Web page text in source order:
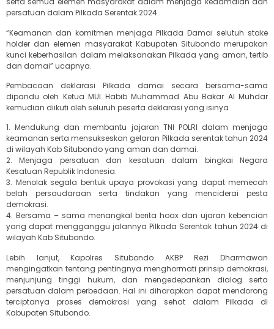
persatuan dalam Pilkada Serentak 2024.
“Keamanan dan komitmen menjaga Pilkada Damai selutuh stake
holder dan elemen masyarakat Kabupaten Situbondo merupakan
kunci keberhasilan dalam melaksanakan Pilkada yang aman, tertib
dan damai” ucapnya.
Pembacaan deklarasi Pilkada damai secara bersama-sama
dipandu oleh Ketua MUI Habib Muhammad Abu Bakar Al Muhdar
kemudian diikuti oleh seluruh peserta deklarasi yang isinya
1. Mendukung dan membantu jajaran TNI POLRI dalam menjaga
keamanan serta mensukseskan gelaran Pilkada serentak tahun 2024
di wilayah Kab Situbondo yang aman dan damai.
2. Menjaga persatuan dan kesatuan dalam bingkai Negara
Kesatuan Republik Indonesia.
3. Menolak segala bentuk upaya provokasi yang dapat memecah
belah persaudaraan serta tindakan yang menciderai pesta
demokrasi.
4. Bersama – sama menangkal berita hoax dan ujaran kebencian
yang dapat mengganggu jalannya Pilkada Serentak tahun 2024 di
wilayah Kab Situbondo.
Lebih lanjut, Kapolres Situbondo AKBP Rezi Dharmawan
mengingatkan tentang pentingnya menghormati prinsip demokrasi,
menjunjung tinggi hukum, dan mengedepankan dialog serta
persatuan dalam perbedaan. Hal ini diharapkan dapat mendorong
terciptanya proses demokrasi yang sehat dalam Pilkada di
Kabupaten Situbondo.